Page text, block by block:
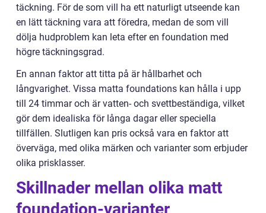
täckning. För de som vill ha ett naturligt utseende kan
en lätt täckning vara att föredra, medan de som vill
dölja hudproblem kan leta efter en foundation med
högre täckningsgrad.
En annan faktor att titta på är hållbarhet och
långvarighet. Vissa matta foundations kan hålla i upp
till 24 timmar och är vatten- och svettbeständiga, vilket
gör dem idealiska för långa dagar eller speciella
tillfällen. Slutligen kan pris också vara en faktor att
överväga, med olika märken och varianter som erbjuder
olika prisklasser.
Skillnader mellan olika matt
foundation-varianter